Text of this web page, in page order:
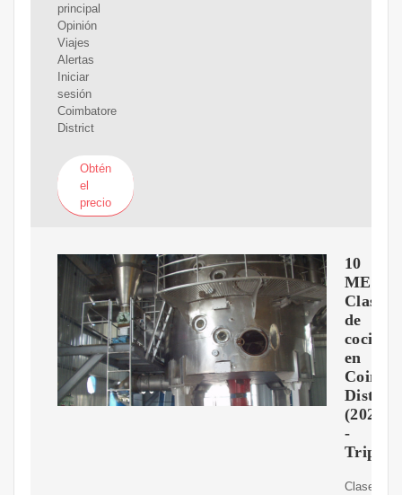
principal
Opinión
Viajes
Alertas
Iniciar
sesión
Coimbatore
District
Obtén
el
precio
10
Clases
de
cocina
en
District
(2023)
-
Clases